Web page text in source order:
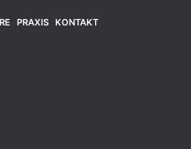
PRAXIS KONTAKT